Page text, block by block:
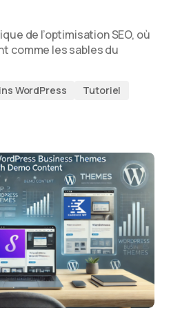
de l’optimisation SEO, où
comme les sables du
WordPress
Tutoriel